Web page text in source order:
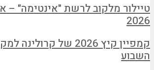
טיילור מלקוב לרשת "אינטימה" –
2026
קמפיין קיץ 2026 של
השבוע